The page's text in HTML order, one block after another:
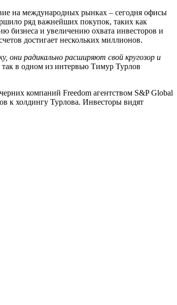
на международных рынках – сегодня офисы
ряд важнейших покупок, таких как
бизнеса и увеличению охвата инвесторов и
достигает нескольких миллионов.
радикально расширяют свой кругозор и
в одном из интервью Тимур Турлов
компаний Freedom агентством S&P Global
к холдингу Турлова. Инвесторы видят